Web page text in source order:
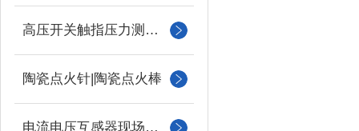
高压开关触指压力测试仪
陶瓷点火针|陶瓷点火棒
电流电压互感器现场校验仪